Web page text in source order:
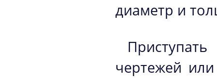
диаметр и
чертежей